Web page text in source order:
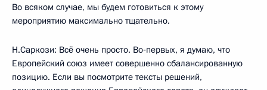
Во всяком случае, мы будем готовиться к этому
мероприятию максимально тщательно.
Н.Саркози: Всё очень просто. Во‑первых, я думаю, что
Европейский союз имеет совершенно сбалансированную
позицию. Если вы посмотрите тексты решений,